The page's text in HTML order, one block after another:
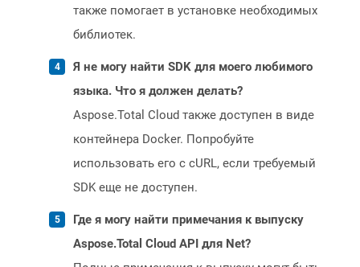
также помогает в установке необходимых
библиотек.
Я не могу найти SDK для моего любимого
языка. Что я должен делать?
Aspose.Total Cloud также доступен в виде
контейнера Docker. Попробуйте
использовать его с cURL, если требуемый
SDK еще не доступен.
Где я могу найти примечания к выпуску
Aspose.Total Cloud API для Net?